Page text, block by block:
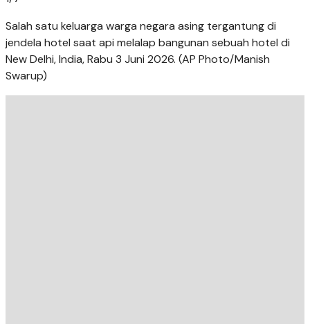
Salah satu keluarga warga negara asing tergantung di
jendela hotel saat api melalap bangunan sebuah hotel di
New Delhi, India, Rabu 3 Juni 2026. (AP Photo/Manish
Swarup)